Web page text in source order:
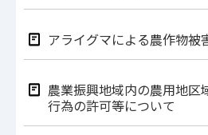
アライグマによる農作物被
農業振興地域内の農用地区
行為の許可等について